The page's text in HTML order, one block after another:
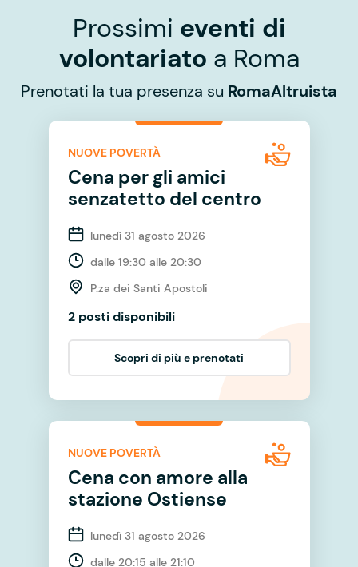
Prossimi eventi di
volontariato a Roma
Prenotati la tua presenza su RomaAltruista
NUOVE POVERTÀ
Cena per gli amici
senzatetto del centro
lunedì 31 agosto 2026
dalle 19:30 alle 20:30
P.za dei Santi Apostoli
2 posti disponibili
Scopri di più e prenotati
NUOVE POVERTÀ
Cena con amore alla
stazione Ostiense
lunedì 31 agosto 2026
dalle 20:15 alle 21:10